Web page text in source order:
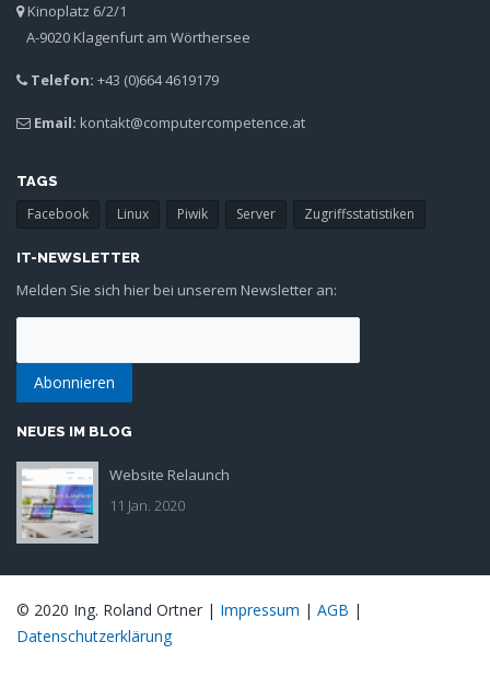
Kinoplatz 6/2/1
A-9020 Klagenfurt am Wörthersee
Telefon: +43 (0)664 4619179
Email: kontakt@computercompetence.at
TAGS
Facebook Linux Piwik Server Zugriffsstatistiken
IT-NEWSLETTER
Melden Sie sich hier bei unserem Newsletter an:
NEUES IM BLOG
Blogbeitrag Redesign
Homepage
Website Relaunch
11 Jan. 2020
© 2020 Ing. Roland Ortner | Impressum | AGB |
Datenschutzerklärung